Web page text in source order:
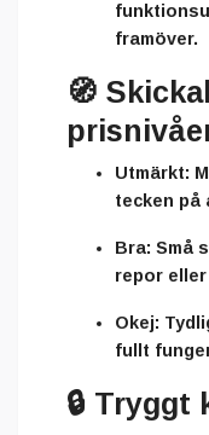
framöver.
🧭
Utmärkt:
tecken på
Bra: Små
repor eller
Okej:
fullt
🔒 Tryggt